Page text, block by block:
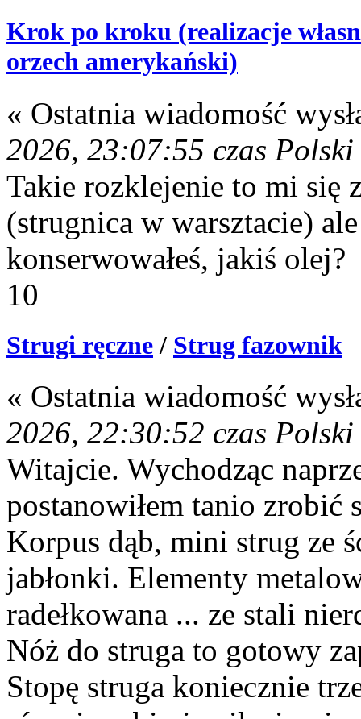
Krok po kroku (realizacje
orzech amerykański)
« Ostatnia wiadomość
2026, 23:07:55 czas Polski
Takie rozklejenie to mi się
(strugnica w warsztacie)
konserwowałeś, jakiś olej?
10
Strugi ręczne / Strug fazownik
« Ostatnia wiadomość
2026, 22:30:52 czas Polski
Witajcie. Wychodząc
postanowiłem tanio zrobić
Korpus dąb, mini strug ze
jabłonki. Elementy
radełkowana ... ze stali
Nóż do struga to gotowy
Stopę struga koniecznie